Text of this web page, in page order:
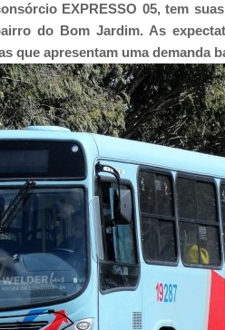
EXPRESSO 05, tem
do Bom Jardim. As
que apresentam uma demanda